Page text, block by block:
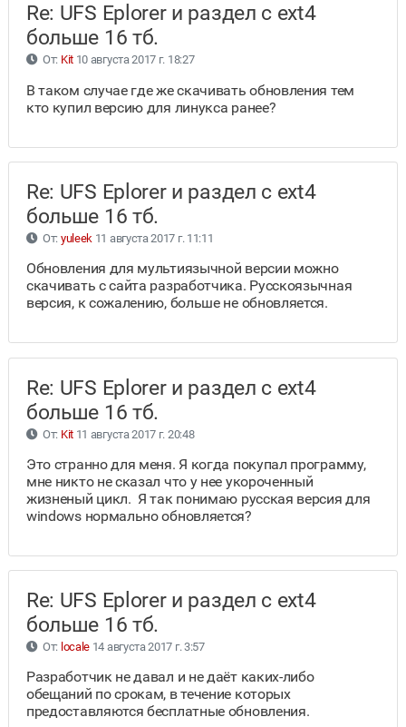
Re: UFS Eplorer и раздел с ext4
больше 16 тб.
От: Kit10 августа 2017 г. 18:27
В таком случае где же скачивать обновления тем
кто купил версию для линукса ранее?
Re: UFS Eplorer и раздел с ext4
больше 16 тб.
От: yuleek 11 августа 2017 г. 11:11
Обновления для мультиязычной версии можно
скачивать с сайта разработчика. Русскоязычная
версия, к сожалению, больше не обновляется.
Re: UFS Eplorer и раздел с ext4
больше 16 тб.
От: Kit11 августа 2017 г. 20:48
Это странно для меня. Я когда покупал программу,
мне никто не сказал что у нее укороченный
жизненый цикл. Я так понимаю русская версия для
windows нормально обновляется?
Re: UFS Eplorer и раздел с ext4
больше 16 тб.
От: locale 14 августа 2017 г. 3:57
Разработчик не давал и не даёт каких-либо
обещаний по срокам, в течение которых
предоставляются бесплатные обновления.